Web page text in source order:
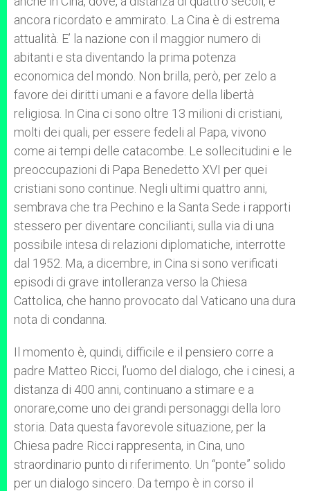
ancora ricordato e ammirato. La Cina è di estrema
attualità. E’ la nazione con il maggior numero di
abitanti e sta diventando la prima potenza
economica del mondo. Non brilla, però, per zelo a
favore dei diritti umani e a favore della libertà
religiosa. In Cina ci sono oltre 13 milioni di cristiani,
molti dei quali, per essere fedeli al Papa, vivono
come ai tempi delle catacombe. Le sollecitudini e le
preoccupazioni di Papa Benedetto XVI per quei
cristiani sono continue. Negli ultimi quattro anni,
sembrava che tra Pechino e la Santa Sede i rapporti
stessero per diventare concilianti, sulla via di una
possibile intesa di relazioni diplomatiche, interrotte
dal 1952. Ma, a dicembre, in Cina si sono verificati
episodi di grave intolleranza verso la Chiesa
Cattolica, che hanno provocato dal Vaticano una dura
nota di condanna.
Il momento è, quindi, difficile e il pensiero corre a
padre Matteo Ricci, l’uomo del dialogo, che i cinesi, a
distanza di 400 anni, continuano a stimare e a
onorare,come uno dei grandi personaggi della loro
storia. Data questa favorevole situazione, per la
Chiesa padre Ricci rappresenta, in Cina, uno
straordinario punto di riferimento. Un “ponte” solido
per un dialogo sincero. Da tempo è in corso il